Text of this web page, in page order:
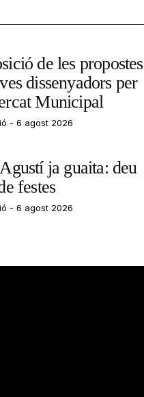
de les propostes
dissenyadors per
Municipal
6 agost 2026
ja guaita: deu
festes
6 agost 2026